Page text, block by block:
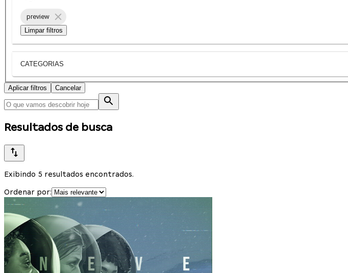
preview
Limpar filtros
CATEGORIAS
Aplicar filtros Cancelar
Resultados de busca
Exibindo 5 resultados encontrados.
Ordenar por: